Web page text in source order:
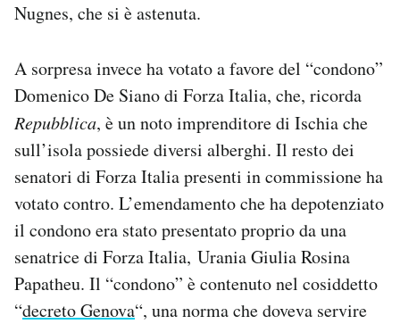
Nugnes, che si è astenuta.
A sorpresa invece ha votato a favore del “condono”
Domenico De Siano di Forza Italia, che, ricorda
Repubblica, è un noto imprenditore di Ischia che
sull’isola possiede diversi alberghi. Il resto dei
senatori di Forza Italia presenti in commissione ha
votato contro. L’emendamento che ha depotenziato
il condono era stato presentato proprio da una
senatrice di Forza Italia, Urania Giulia Rosina
Papatheu. Il “condono” è contenuto nel cosiddetto
“decreto Genova“, una norma che doveva servire